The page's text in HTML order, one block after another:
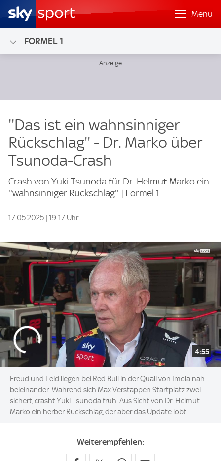
Menü
FORMEL 1
''Das ist ein wahnsinniger
Rückschlag'' - Dr. Marko über
Tsunoda-Crash
Crash von Yuki Tsunoda für Dr. Helmut Marko ein
''wahnsinniger Rückschlag'' | Formel 1
17.05.2025 | 19:17 Uhr
4:55
Freud und Leid liegen bei Red Bull in der Quali von Imola nah
beieinander. Während sich Max Verstappen Startplatz zwei
sichert, crasht Yuki Tsunoda früh. Aus Sicht von Dr. Helmut
Marko ein herber Rückschlag, der aber das Update lobt.
Weiterempfehlen: